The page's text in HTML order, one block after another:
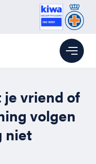
je vriend of
volgen
niet